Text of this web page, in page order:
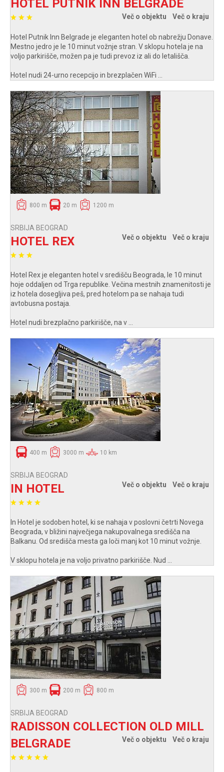
HOTEL PUTNIK INN BELGRADE
Več o objektu Več o kraju
Hotel Putnik Inn Belgrade je eleganten hotel ob nabrežju Donave.
Mestno jedro je le 10 minut vožnje stran. V sklopu hotela je na
voljo parkirišče, možen pa je tudi prevoz iz ali do letališča.
Hotel nudi 24-urno recepcijo in brezplačen WiFi ...
800 m 20 m 1200 m
SRBIJA BEOGRAD
HOTEL REX Več o objektu Več o kraju
Hotel Rex je eleganten hotel v središču Beograda, le 10 minut
hoje oddaljen od Trga republike. Večina mestnih znamenitosti je
iz hotela dosegljiva peš, pred hotelom pa se nahaja tudi
avtobusna postaja.
Hotel nudi brezplačno parkirišče, na v ...
400 m 3000 m 10 km
SRBIJA BEOGRAD
IN HOTEL Več o objektu Več o kraju
In Hotel je sodoben hotel, ki se nahaja v poslovni četrti Novega
Beograda, v bližini največjega nakupovalnega središča na
Balkanu. Od središča mesta ga loči manj kot 10 minut vožnje.
V sklopu hotela je na voljo privatno parkirišče. Nud ...
300 m 200 m 800 m
SRBIJA BEOGRAD
RADISSON COLLECTION OLD MILL
BELGRADE
Več o objektu Več o kraju